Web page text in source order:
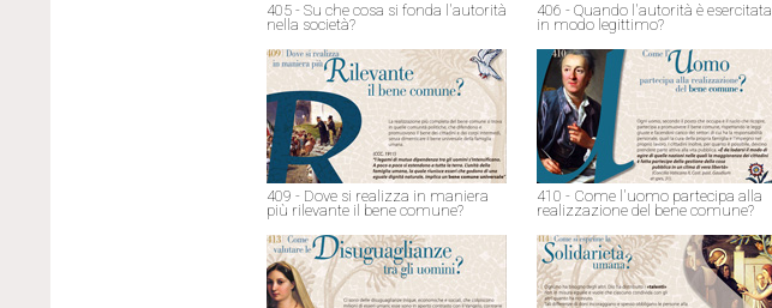
405 - Su che cosa si fonda l'autorità
nella società?
406 - Quando l'autorità è esercitata
in modo legittimo?
409 - Dove si realizza in maniera
più rilevante il bene comune?
410 - Come l'uomo partecipa alla
realizzazione del bene comune?